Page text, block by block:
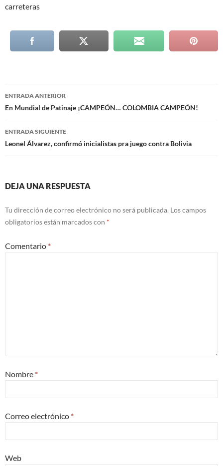
carreteras
Navegación
de
entradas
ENTRADA ANTERIOR
En Mundial de Patinaje ¡CAMPEÓN… COLOMBIA CAMPEÓN!
ENTRADA SIGUIENTE
Leonel Álvarez, confirmó inicialistas pra juego contra Bolivia
DEJA UNA RESPUESTA
Tu dirección de correo electrónico no será publicada. Los campos
obligatorios están marcados con *
Comentario *
Nombre *
Correo electrónico *
Web